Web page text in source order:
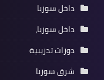
داخل سوريا
داخل سوريا،
دورات تدريبية
شرق سوريا